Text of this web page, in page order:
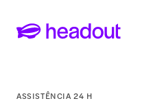
ASSISTÊNCIA 24 H